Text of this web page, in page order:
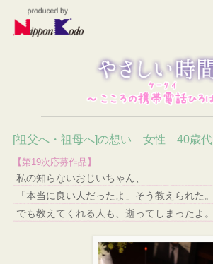
[祖父へ・祖母へ]の想い 女性 40歳代
【第19次応募作品】
私の知らないおじいちゃん、
「本当に良い人だったよ」そう教えられた。
でも教えてくれる人も、逝ってしまったよ。